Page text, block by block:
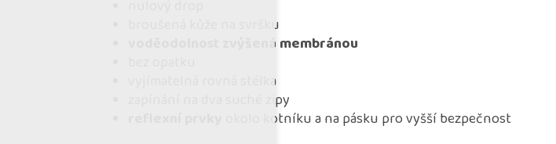
broušená kůže na svršku
voděodolnost zvýšená membránou
vyjímatelná rovná stélka
zapínání na dva suché zipy
okolo kotníku a na pásku pro vyšší bezpečnost